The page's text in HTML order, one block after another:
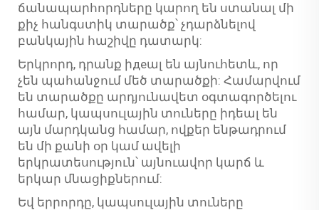
ճանապարհորդները կարող են ստանալ մի
քիչ հանգստիկ տարածք՝ չդարձնելով
բանկային հաշիվը դատարկ:
Երկրորդ, դրանք իдеալ են այնուհետև, որ
չեն պահանջում մեծ տարածքի: Համարվում
են տարածքը արդյունավետ օգտագործելու
համար, կապսուլային տուները իդեալ են
այն մարդկանց համար, ովքեր ենթադրում
են մի քանի օր կամ ավելի
երկրատեսություն՝ այնուավոր կարճ և
երկար մնացիքներում:
Եվ երրորդը, կապսուլային տուները